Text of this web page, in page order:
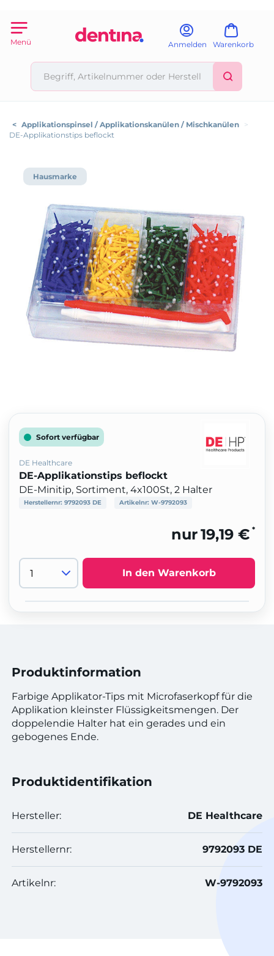
Menü Anmelden Warenkorb
< Applikationspinsel / Applikationskanülen / Mischkanülen >
DE-Applikationstips beflockt
Hausmarke
Sofort verfügbar
DE Healthcare
DE-Applikationstips beflockt
DE-Minitip, Sortiment, 4x100St, 2 Halter
Herstellernr: 9792093 DE Artikelnr: W-9792093
nur19,19 € *
In den Warenkorb
Produktinformation
Farbige Applikator-Tips mit Microfaserkopf für die
Applikation kleinster Flüssigkeitsmengen. Der
doppelendie Halter hat ein gerades und ein
gebogenes Ende.
Produktidentifikation
Hersteller: DE Healthcare
Herstellernr: 9792093 DE
Artikelnr: W-9792093